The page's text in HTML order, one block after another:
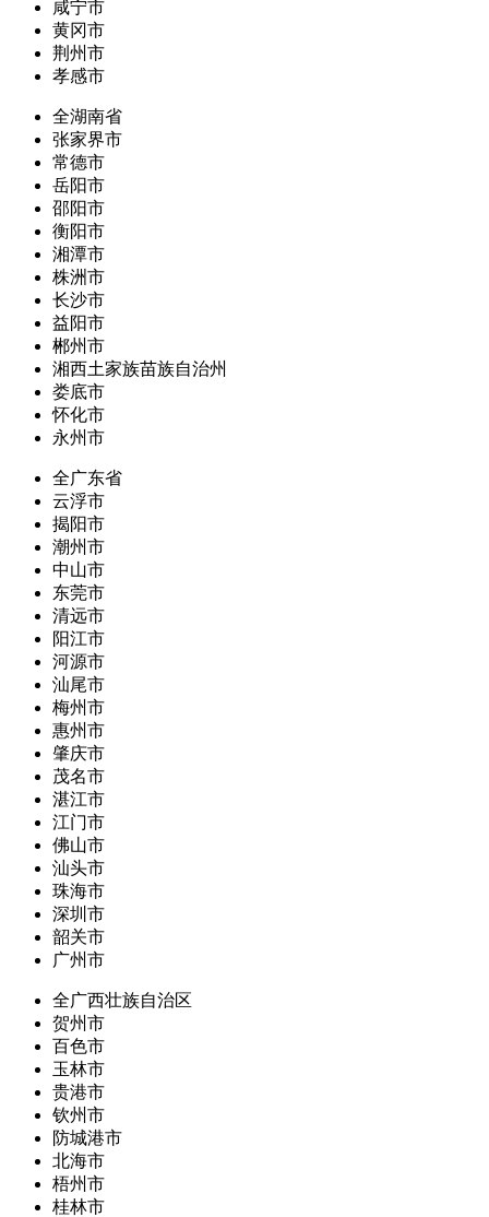
咸宁市
黄冈市
荆州市
孝感市
全湖南省
张家界市
常德市
岳阳市
邵阳市
衡阳市
湘潭市
株洲市
长沙市
益阳市
郴州市
湘西土家族苗族自治州
娄底市
怀化市
永州市
全广东省
云浮市
揭阳市
潮州市
中山市
东莞市
清远市
阳江市
河源市
汕尾市
梅州市
惠州市
肇庆市
茂名市
湛江市
江门市
佛山市
汕头市
珠海市
深圳市
韶关市
广州市
全广西壮族自治区
贺州市
百色市
玉林市
贵港市
钦州市
防城港市
北海市
梧州市
桂林市